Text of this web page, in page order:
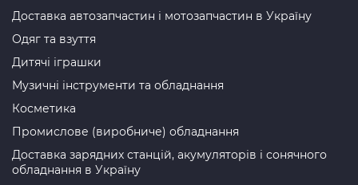
Доставка автозапчастин і мотозапчастин в Україну
Одяг та взуття
Дитячі іграшки
Музичні інструменти та обладнання
Косметика
Промислове (виробниче) обладнання
Доставка зарядних станцій, акумуляторів і сонячного
обладнання в Україну